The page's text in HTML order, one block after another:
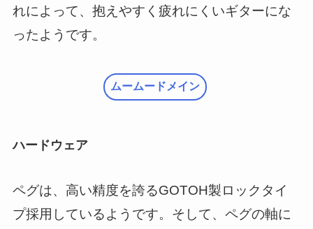
れによって、抱えやすく疲れにくいギターにな
ったようです。
ムームードメイン
ハードウェア
ペグは、高い精度を誇るGOTOH製ロックタイ
プ採用しているようです。そして、ペグの軸に